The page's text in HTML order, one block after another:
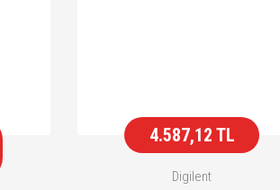
4.587,12 TL
Digilent